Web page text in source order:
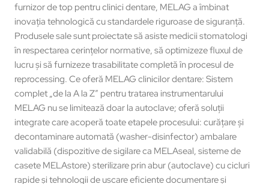
furnizor de top pentru clinici dentare, MELAG a îmbinat
inovația tehnologică cu standardele riguroase de siguranță.
Produsele sale sunt proiectate să asiste medicii stomatologi
în respectarea cerințelor normative, să optimizeze fluxul de
lucru și să furnizeze trasabilitate completă în procesul de
reprocessing. Ce oferă MELAG clinicilor dentare: Sistem
complet „de la A la Z” pentru tratarea instrumentarului
MELAG nu se limitează doar la autoclave; oferă soluții
integrate care acoperă toate etapele procesului: curățare și
decontaminare automată (washer-disinfector) ambalare
validabilă (dispozitive de sigilare ca MELAseal, sisteme de
casete MELAstore) sterilizare prin abur (autoclave) cu cicluri
rapide și tehnologii de uscare eficiente documentare și